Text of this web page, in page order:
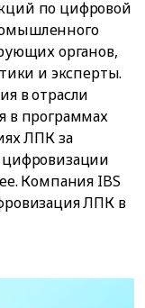
по цифровой
органов,
и эксперты.
в отрасли
в программах
ЛПК за
Компания IBS
ЛПК в